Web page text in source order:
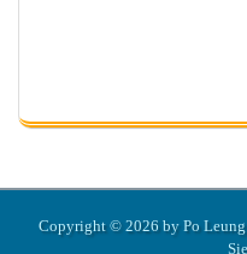
Copyright © 2026 by Po